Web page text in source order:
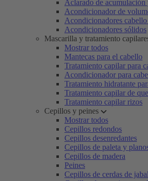
Aclarado de acumulación
Acondicionador de
Acondicionadores
Acondicionadores sólidos
Mascarilla y tratamiento
Mostrar todos
Mantecas para el cabello
Tratamiento capilar para
Acondicionador para
Tratamiento hidratante
Tratamiento capilar de
Tratamiento capilar rizos
Cepillos y peines
Mostrar todos
Cepillos redondos
Cepillos desenredantes
Cepillos de paleta y
Cepillos de madera
Peines
Cepillos de cerdas de